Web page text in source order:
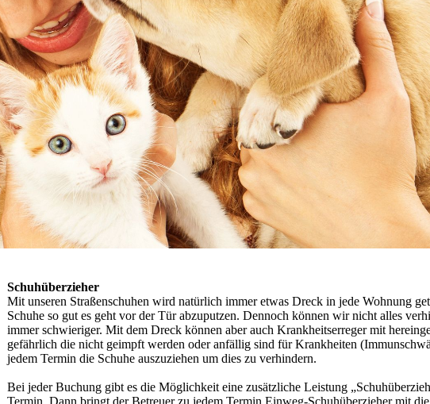
Schuhüberzieher
Mit unseren Straßenschuhen wird natürlich immer etwas Dreck in jede Wohnung
Schuhe so gut es geht vor der Tür abzuputzen. Dennoch können wir nicht alles
immer schwieriger. Mit dem Dreck können aber auch Krankheitserreger mit
gefährlich die nicht geimpft werden oder anfällig sind für Krankheiten
jedem Termin die Schuhe auszuziehen um dies zu verhindern.
Bei jeder Buchung gibt es die Möglichkeit eine zusätzliche Leistung
Termin. Dann bringt der Betreuer zu jedem Termin Einweg-Schuhüberzieher mit